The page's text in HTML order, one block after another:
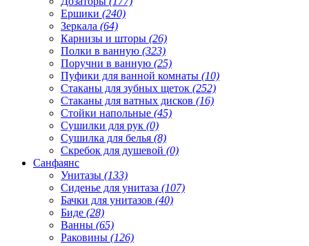
Ершики (240)
Зеркала (64)
Карнизы и шторы (26)
Полки в ванную (323)
Поручни в ванную (25)
Пуфики для ванной комнаты (10)
Стаканы для зубных щеток (252)
Стаканы для ватных дисков (16)
Стойки напольные (45)
Сушилки для рук (0)
Сушилка для белья (8)
Скребок для душевой (0)
Санфаянс
Унитазы (133)
Сиденье для унитаза (107)
Бачки для унитазов (40)
Биде (28)
Ванны (65)
Раковины (126)